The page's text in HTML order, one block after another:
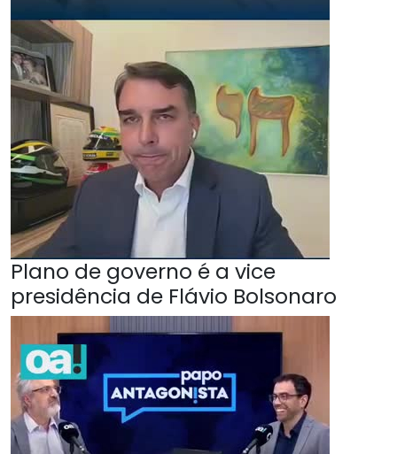
Plano de governo é a vice
presidência de Flávio Bolsonaro